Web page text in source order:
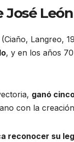
José
(Ciaño, Langreo,
, y en los años
ganó
con la
reconocer su